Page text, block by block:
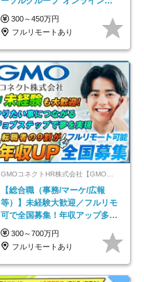
接*30～40代活躍中
300～450万円
フルリモートあり
GMOコネクトHR株式会社【GMOインターネットグループ】
【総合職（事務/マーケ/広報
等）】未経験大歓迎／フルリモ
可で全国募集！年収アップ多数
★年休最大130日★
300～700万円
フルリモートあり